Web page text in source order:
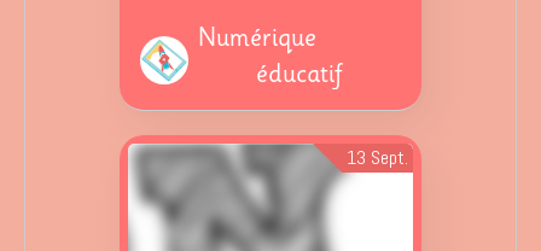
Numérique
éducatif
Edumoov a mis à jour
les compensations
disponibles dans ses
livrets numériques. Vous
13 Sept.